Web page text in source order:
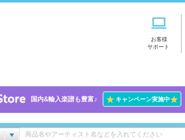
お客様
サポート
国内&輸入楽譜も豊富♪ ★キャンペーン実施中★